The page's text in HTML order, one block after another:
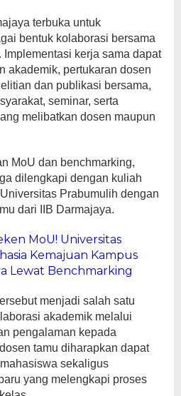
terbuka untuk
bentuk kolaborasi bersama
kerja sama dapat
akademik, pertukaran dosen
dan publikasi bersama,
seminar, serta
melibatkan dosen maupun
MoU dan benchmarking,
dilengkapi dengan kuliah
Prabumulih dengan
dari IIB Darmajaya.
MoU! Universitas
Kemajuan Kampus
Lewat Benchmarking
menjadi salah satu
akademik melalui
pengalaman kepada
tamu diharapkan dapat
sekaligus
yang melengkapi proses